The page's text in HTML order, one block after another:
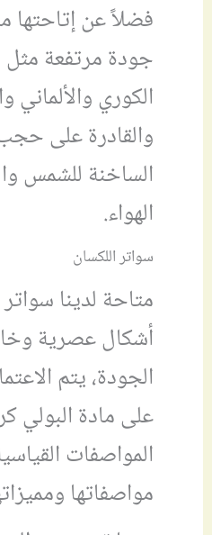
فضلاً عن إتاحتها
جودة مرتفعة
الكوري والألماني
والقادرة على
الساخنة للشمس
الهواء.
سواتر اللكسان
متاحة لدينا
أشكال عصرية
الجودة، يتم
على مادة البولي
المواصفات
مواصفاتها